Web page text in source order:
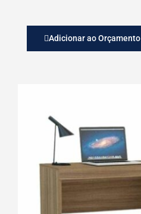
Adicionar ao Orçamento